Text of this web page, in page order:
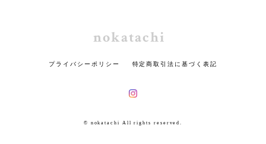
nokatachi
プライバシーポリシー 特定商取引法に基づく表記
© nokatachi All rights reserved.